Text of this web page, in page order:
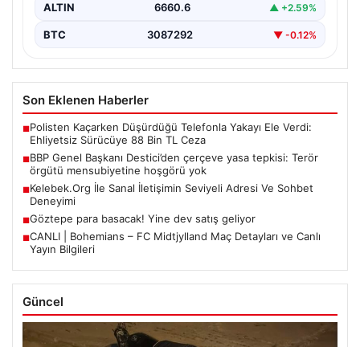
ALTIN 6660.6 ▲ +2.59%
BTC 3087292 ▼ -0.12%
Son Eklenen Haberler
■Polisten Kaçarken Düşürdüğü Telefonla Yakayı Ele Verdi:
Ehliyetsiz Sürücüye 88 Bin TL Ceza
■BBP Genel Başkanı Destici’den çerçeve yasa tepkisi: Terör
örgütü mensubiyetine hoşgörü yok
■Kelebek.Org İle Sanal İletişimin Seviyeli Adresi Ve Sohbet
Deneyimi
■Göztepe para basacak! Yine dev satış geliyor
■CANLI | Bohemians – FC Midtjylland Maç Detayları ve Canlı
Yayın Bilgileri
Güncel